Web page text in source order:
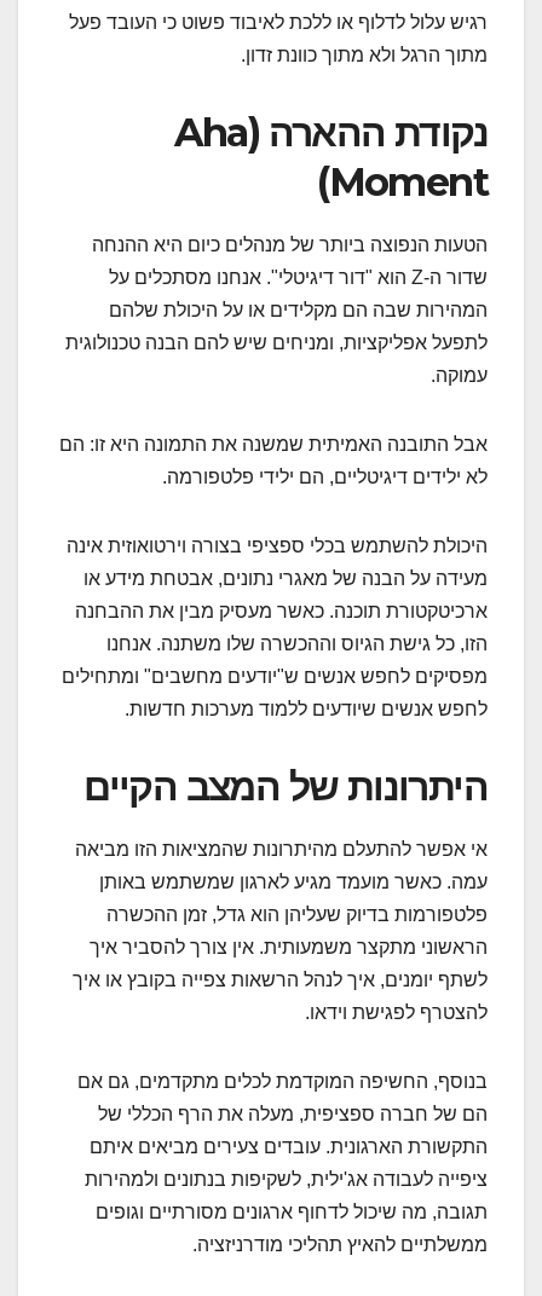
רגיש עלול לדלוף או ללכת לאיבוד פשוט כי העובד פעל
מתוך הרגל ולא מתוך כוונת זדון.
נקודת ההארה (Aha
Moment)
הטעות הנפוצה ביותר של מנהלים כיום היא ההנחה
שדור ה-Z הוא "דור דיגיטלי". אנחנו מסתכלים על
המהירות שבה הם מקלידים או על היכולת שלהם
לתפעל אפליקציות, ומניחים שיש להם הבנה טכנולוגית
עמוקה.
אבל התובנה האמיתית שמשנה את התמונה היא זו: הם
לא ילידים דיגיטליים, הם ילידי פלטפורמה.
היכולת להשתמש בכלי ספציפי בצורה וירטואוזית אינה
מעידה על הבנה של מאגרי נתונים, אבטחת מידע או
ארכיטקטורת תוכנה. כאשר מעסיק מבין את ההבחנה
הזו, כל גישת הגיוס וההכשרה שלו משתנה. אנחנו
מפסיקים לחפש אנשים ש"יודעים מחשבים" ומתחילים
לחפש אנשים שיודעים ללמוד מערכות חדשות.
היתרונות של המצב הקיים
אי אפשר להתעלם מהיתרונות שהמציאות הזו מביאה
עמה. כאשר מועמד מגיע לארגון שמשתמש באותן
פלטפורמות בדיוק שעליהן הוא גדל, זמן ההכשרה
הראשוני מתקצר משמעותית. אין צורך להסביר איך
לשתף יומנים, איך לנהל הרשאות צפייה בקובץ או איך
להצטרף לפגישת וידאו.
בנוסף, החשיפה המוקדמת לכלים מתקדמים, גם אם
הם של חברה ספציפית, מעלה את הרף הכללי של
התקשורת הארגונית. עובדים צעירים מביאים איתם
ציפייה לעבודה אג'ילית, לשקיפות בנתונים ולמהירות
תגובה, מה שיכול לדחוף ארגונים מסורתיים וגופים
ממשלתיים להאיץ תהליכי מודרניזציה.